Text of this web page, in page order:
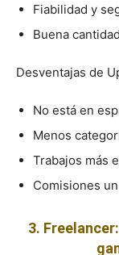
Fiabilidad y
Buena
Desventajas de
No está en
Menos
Trabajos más
Comisiones
3.